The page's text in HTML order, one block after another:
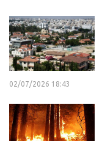
02/07/2026 18:43